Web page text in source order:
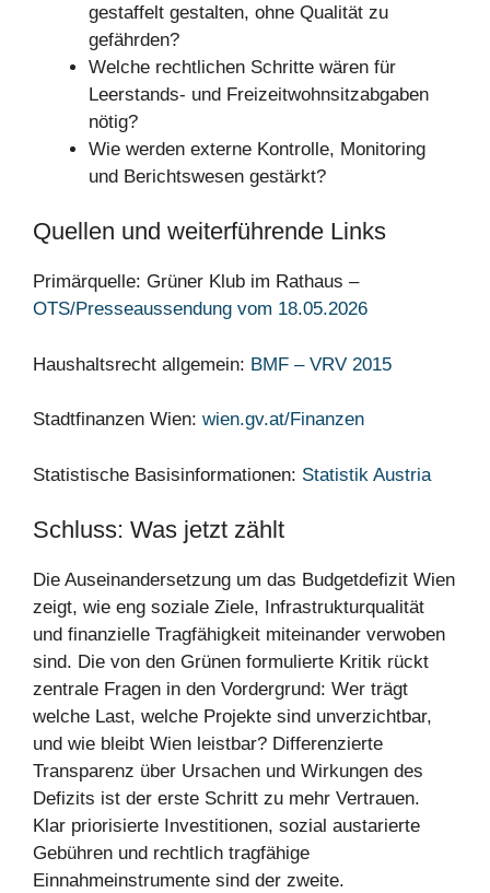
gestaffelt gestalten, ohne Qualität zu
gefährden?
Welche rechtlichen Schritte wären für
Leerstands‑ und Freizeitwohnsitzabgaben
nötig?
Wie werden externe Kontrolle, Monitoring
und Berichtswesen gestärkt?
Quellen und weiterführende Links
Primärquelle: Grüner Klub im Rathaus –
OTS/Presseaussendung vom 18.05.2026
Haushaltsrecht allgemein: BMF – VRV 2015
Stadtfinanzen Wien: wien.gv.at/Finanzen
Statistische Basisinformationen: Statistik Austria
Schluss: Was jetzt zählt
Die Auseinandersetzung um das Budgetdefizit Wien
zeigt, wie eng soziale Ziele, Infrastrukturqualität
und finanzielle Tragfähigkeit miteinander verwoben
sind. Die von den Grünen formulierte Kritik rückt
zentrale Fragen in den Vordergrund: Wer trägt
welche Last, welche Projekte sind unverzichtbar,
und wie bleibt Wien leistbar? Differenzierte
Transparenz über Ursachen und Wirkungen des
Defizits ist der erste Schritt zu mehr Vertrauen.
Klar priorisierte Investitionen, sozial austarierte
Gebühren und rechtlich tragfähige
Einnahmeinstrumente sind der zweite.